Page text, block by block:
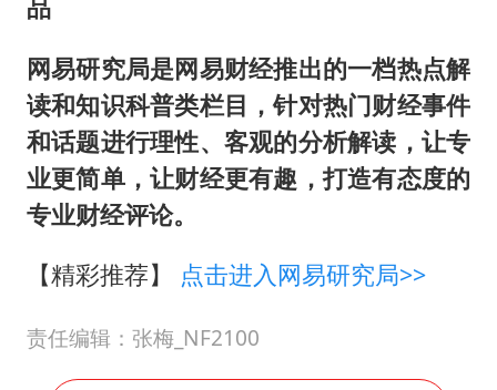
品
网易研究局是网易财经推出的一档热点解
读和知识科普类栏目，针对热门财经事件
和话题进行理性、客观的分析解读，让专
业更简单，让财经更有趣，打造有态度的
专业财经评论。
【精彩推荐】
点击进入网易研究局>>
责任编辑：张梅_NF2100